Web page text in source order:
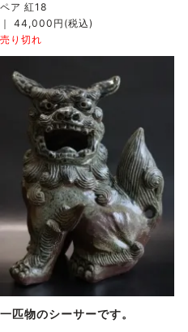
ペア 紅18
｜ 44,000円(税込)
売り切れ
一匹物のシーサーです。